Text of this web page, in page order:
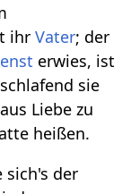
ihrVater; der
erwies, ist
sie
Liebe zu
heißen.
sich's der